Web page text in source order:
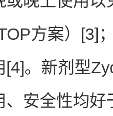
方案）[3]
[4]。新剂型
、安全性均